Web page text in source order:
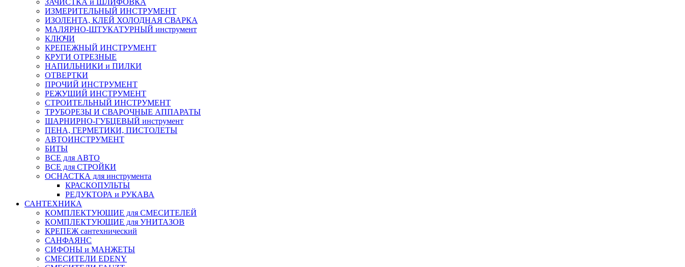
ИЗМЕРИТЕЛЬНЫЙ ИНСТРУМЕНТ
ИЗОЛЕНТА, КЛЕЙ ХОЛОДНАЯ СВАРКА
МАЛЯРНО-ШТУКАТУРНЫЙ инструмент
КЛЮЧИ
КРЕПЕЖНЫЙ ИНСТРУМЕНТ
КРУГИ ОТРЕЗНЫЕ
НАПИЛЬНИКИ и ПИЛКИ
ОТВЕРТКИ
ПРОЧИЙ ИНСТРУМЕНТ
РЕЖУЩИЙ ИНСТРУМЕНТ
СТРОИТЕЛЬНЫЙ ИНСТРУМЕНТ
ТРУБОРЕЗЫ И СВАРОЧНЫЕ АППАРАТЫ
ШАРНИРНО-ГУБЦЕВЫЙ инструмент
ПЕНА, ГЕРМЕТИКИ, ПИСТОЛЕТЫ
АВТОИНСТРУМЕНТ
БИТЫ
ВСЕ для АВТО
ВСЕ для СТРОЙКИ
ОСНАСТКА для инструмента
КРАСКОПУЛЬТЫ
РЕДУКТОРА и РУКАВА
САНТЕХНИКА
КОМПЛЕКТУЮЩИЕ для СМЕСИТЕЛЕЙ
КОМПЛЕКТУЮЩИЕ для УНИТАЗОВ
КРЕПЕЖ сантехнический
САНФАЯНС
СИФОНЫ и МАНЖЕТЫ
СМЕСИТЕЛИ EDENY